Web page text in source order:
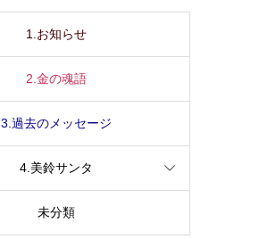
1.お知らせ
2.金の魂語
3.過去のメッセージ
4.美鈴サンタ
未分類